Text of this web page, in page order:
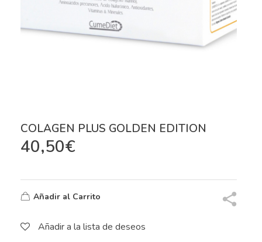
COLAGEN PLUS GOLDEN EDITION
40,50€
Añadir al Carrito
Añadir a la lista de deseos